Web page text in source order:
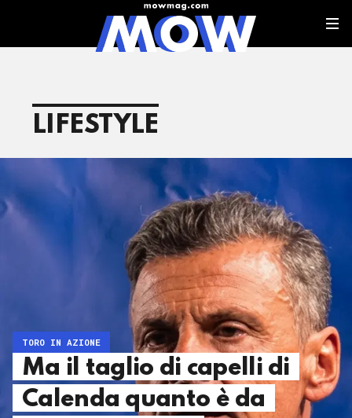
LIFESTYLE
TORO IN AZIONE
Ma il taglio di capelli di
Calenda quanto è da